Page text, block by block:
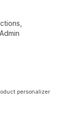
personalizer